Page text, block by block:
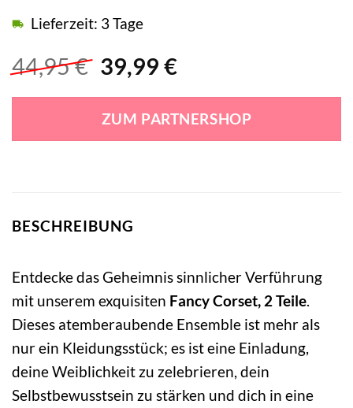
44,95€ Ursprünglicher
war:
44,95 €
39,99 €Aktueller
ist:
39,99 €.
Lieferzeit: 3 Tage
ZUM PARTNERSHOP
BESCHREIBUNG
Entdecke das Geheimnis sinnlicher Verführung
mit unserem exquisiten Fancy Corset, 2 Teile
Dieses atemberaubende Ensemble ist mehr als
nur ein Kleidungsstück; es ist eine Einladung,
deine Weiblichkeit zu zelebrieren, dein
Selbstbewusstsein zu stärken und dich in eine